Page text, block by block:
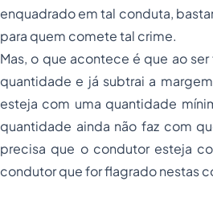
enquadrado em tal conduta,
para quem comete tal crime.
Mas, o que acontece é que ao
quantidade e já subtrai a
esteja com uma quantidade
quantidade ainda não faz com
precisa que o condutor esteja
condutor que for flagrado nestas